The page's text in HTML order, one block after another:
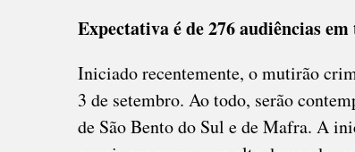
Expectativa é de 276 audiências
Iniciado recentemente, o mutirão
3 de setembro. Ao todo, serão
de São Bento do Sul e de Mafra. A